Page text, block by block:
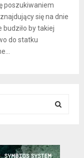
poszukiwaniem
się na dnie
budziło by takiej
do statku
E